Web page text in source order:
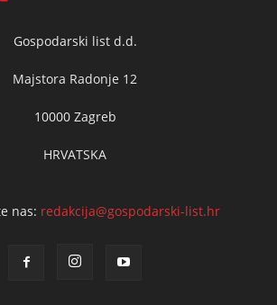
Gospodarski list d.d.
Majstora Radonje 12
10000 Zagreb
HRVATSKA
nas: redakcija@gospodarski-list.hr